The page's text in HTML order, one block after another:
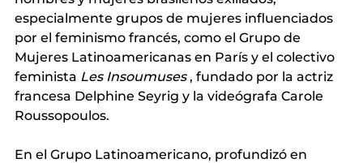
especialmente grupos de mujeres influenciados
por el feminismo francés, como el Grupo de
Mujeres Latinoamericanas en París y el colectivo
feminista Les Insoumuses , fundado por la actriz
francesa Delphine Seyrig y la videógrafa Carole
Roussopoulos.
En el Grupo Latinoamericano, profundizó en